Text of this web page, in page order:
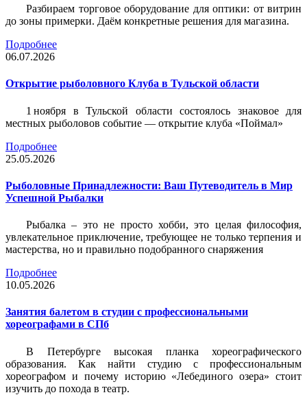
Разбираем торговое оборудование для оптики: от витрин
до зоны примерки. Даём конкретные решения для магазина.
Подробнее
06.07.2026
Открытие рыболовного Клуба в Тульской области
1 ноября в Тульской области состоялось знаковое для
местных рыболовов событие — открытие клуба «Поймал»
Подробнее
25.05.2026
Рыболовные Принадлежности: Ваш Путеводитель в Мир
Успешной Рыбалки
Рыбалка – это не просто хобби, это целая философия,
увлекательное приключение, требующее не только терпения и
мастерства, но и правильно подобранного снаряжения
Подробнее
10.05.2026
Занятия балетом в студии с профессиональными
хореографами в СПб
В Петербурге высокая планка хореографического
образования. Как найти студию с профессиональным
хореографом и почему историю «Лебединого озера» стоит
изучить до похода в театр.